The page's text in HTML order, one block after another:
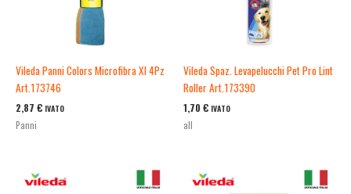
Vileda Panni Colors Microfibra Xl 4Pz
Art.173746
2,87 € IVATO
Panni
Vileda Spaz. Levapelucchi Pet Pro Lint
Roller Art.173390
1,70 € IVATO
all